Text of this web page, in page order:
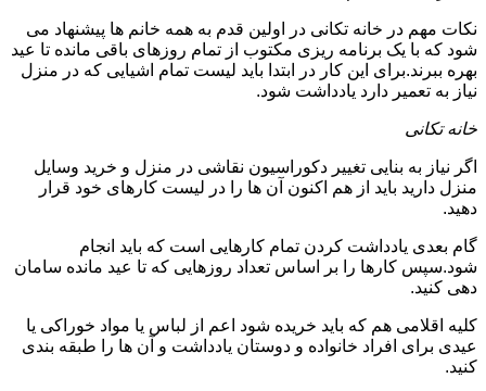
نکات مهم در خانه تکانی در اولین قدم به همه خانم ها پیشنهاد می
شود که با یک برنامه ریزی مکتوب از تمام روزهای باقی مانده تا عید
بهره ببرند.برای این کار در ابتدا باید لیست تمام اشیایی که در منزل
نیاز به تعمیر دارد یادداشت شود.
خانه تکانی
اگر نیاز به بنایی تغییر دکوراسیون نقاشی در منزل و خرید وسایل
منزل دارید باید از هم اکنون آن ها را در لیست کارهای خود قرار
دهید.
گام بعدی یادداشت کردن تمام کارهایی است که باید انجام
شود.سپس کارها را بر اساس تعداد روزهایی که تا عید مانده سامان
دهی کنید.
کلیه اقلامی هم که باید خریده شود اعم از لباس یا مواد خوراکی یا
عیدی برای افراد خانواده و دوستان یادداشت و آن ها را طبقه بندی
کنید.